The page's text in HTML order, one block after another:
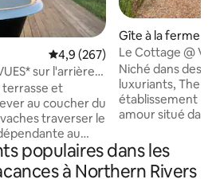
Évaluation moyenne sur la
4,9 (267)
sur l'arrière-
terrasse et
au coucher du
traverser le
au
avec vue
: vous vous
la campagne.
Gîte à la ferme ⋅
Le Cottage @
Niché dans des
luxuriants, The
établissement
amour situé dans
Byron Bay. Avec
baignade privé et
d'oiseaux et de
populaires dans les
à Northern Rivers